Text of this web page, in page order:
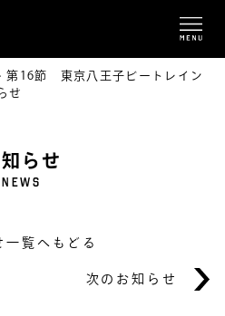
第16節 東京八王子ビートレイン
せ
らせ
NEWS
一覧へもどる
次のお知らせ